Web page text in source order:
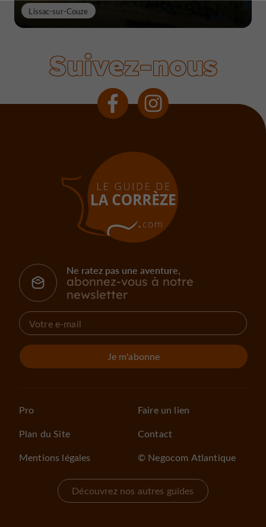
Lissac-sur-Couze
Suivez-nous
Ne ratez pas une aventure,
abonnez-vous à notre
newsletter
Je m'abonne
Pro
Plan du Site
Mentions légales
Faire un lien
Contact
© Negocom Atlantique
Découvrez nos autres guides